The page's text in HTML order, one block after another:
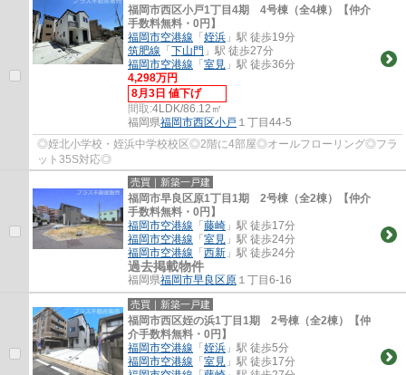
福岡市西区小戸1丁目4期 4号棟（全4棟）【仲介
手数料無料・0円】
福岡市空港線 「 姪浜 」駅 徒歩19分
筑肥線 「 下山門 」駅 徒歩27分
福岡市空港線 「 室見 」駅 徒歩36分
4,298万円
8月3日 値下げ
間取:4LDK/86.12㎡
福岡県福岡市西区小戸 １丁目44-5
◎姪北小学校・姪浜中学校校区◎2階に4部屋◎オールフローリング◎フラ
ット35S対応◎
売買｜新築一戸建
福岡市早良区原1丁目1期 2号棟（全2棟）【仲介
手数料無料・0円】
福岡市空港線 「 藤崎 」駅 徒歩17分
福岡市空港線 「 室見 」駅 徒歩24分
福岡市空港線 「 西新 」駅 徒歩24分
過去掲載物件
福岡県福岡市早良区原 １丁目6-16
売買｜新築一戸建
福岡市西区姪の浜1丁目1期 2号棟（全2棟）【仲
介手数料無料・0円】
福岡市空港線 「 姪浜 」駅 徒歩5分
福岡市空港線 「 室見 」駅 徒歩17分